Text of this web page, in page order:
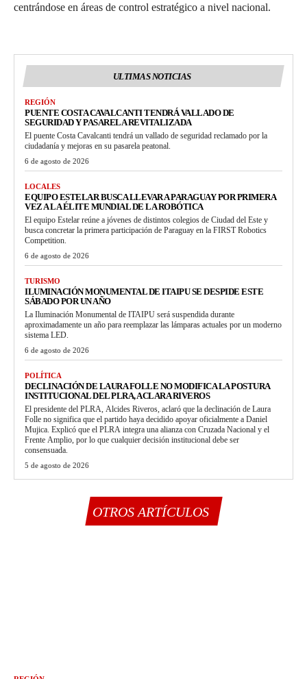
centrándose en áreas de control estratégico a nivel nacional.
ULTIMAS NOTICIAS
REGIÓN
PUENTE COSTA CAVALCANTI TENDRÁ VALLADO DE
SEGURIDAD Y PASARELA REVITALIZADA
El puente Costa Cavalcanti tendrá un vallado de seguridad reclamado por la
ciudadanía y mejoras en su pasarela peatonal.
6 de agosto de 2026
LOCALES
EQUIPO ESTELAR BUSCA LLEVAR A PARAGUAY POR PRIMERA
VEZ A LA ÉLITE MUNDIAL DE LA ROBÓTICA
El equipo Estelar reúne a jóvenes de distintos colegios de Ciudad del Este y
busca concretar la primera participación de Paraguay en la FIRST Robotics
Competition.
6 de agosto de 2026
TURISMO
ILUMINACIÓN MONUMENTAL DE ITAIPU SE DESPIDE ESTE
SÁBADO POR UN AÑO
La Iluminación Monumental de ITAIPU será suspendida durante
aproximadamente un año para reemplazar las lámparas actuales por un moderno
sistema LED.
6 de agosto de 2026
POLÍTICA
DECLINACIÓN DE LAURA FOLLE NO MODIFICA LA POSTURA
INSTITUCIONAL DEL PLRA, ACLARA RIVEROS
El presidente del PLRA, Alcides Riveros, aclaró que la declinación de Laura
Folle no significa que el partido haya decidido apoyar oficialmente a Daniel
Mujica. Explicó que el PLRA integra una alianza con Cruzada Nacional y el
Frente Amplio, por lo que cualquier decisión institucional debe ser
consensuada.
5 de agosto de 2026
OTROS ARTÍCULOS